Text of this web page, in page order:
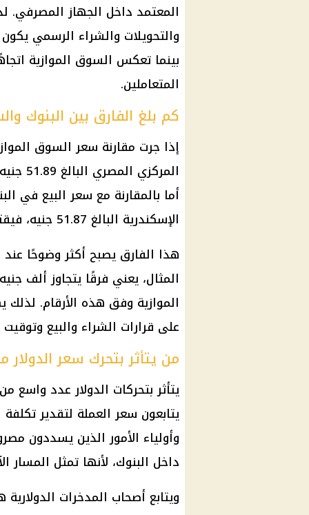
المعتمد داخل الجهاز المصرفي.
والتحويلات والشراء الرسمي
بينما تعكس السوق الموازية
المتعاملين.
كم بلغ الفارق بين البنوك
إذا جرت مقارنة سعر السوق
المركزي المصري البالغ 51.89 جنيه، فإن الفارق يصل إلى نحو 1.04 جنيه لكل
أما بالمقارنة مع سعر البيع في
الإسكندرية البالغ 51.87 جنيه، فيقترب الفارق من 1.06 جنيه لكل
هذا الفارق يصبح أكثر وضوحًا عند
المثال، يعني فرقًا يتجاوز ألف
الموازية وفق هذه الأرقام. لذلك
على قرارات الشراء والبيع وتوقيت
من يتأثر بتحرك سعر الدولار
يتأثر بتحركات الدولارعدد واسع من
يتابعون سعر العملة لتقدير
وأولياء الأمور الذين يسددون
داخل البنوك، لأنها تمثل المسار
ويتابع أصحاب المدخرات